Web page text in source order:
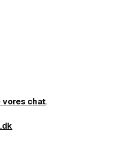
vores chat.